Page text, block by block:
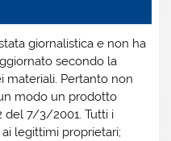
giornalistica e non ha
secondo la
materiali. Pertanto non
modo un prodotto
del 7/3/2001. Tutti i
legittimi proprietari;